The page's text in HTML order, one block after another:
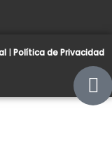
| Política de Privacidad